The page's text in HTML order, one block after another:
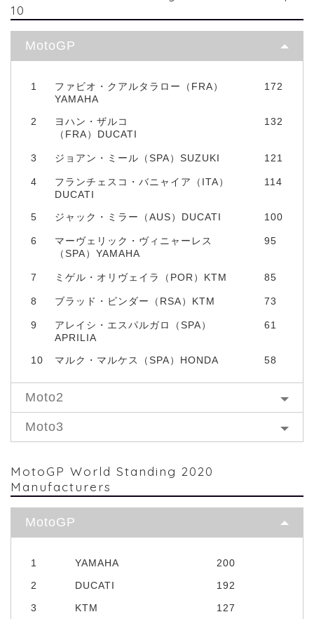
10
MotoGP
1
ファビオ・クアルタラロー（FRA）
YAMAHA
172
2
ヨハン・ザルコ
（FRA）DUCATI
132
3 ジョアン・ミール（SPA）SUZUKI 121
4
フランチェスコ・バニャイア（ITA）
DUCATI
114
5 ジャック・ミラー（AUS）DUCATI 100
6
マーヴェリック・ヴィニャーレス
（SPA）YAMAHA
95
7 ミゲル・オリヴェイラ（POR）KTM 85
8 ブラッド・ビンダー（RSA）KTM 73
9
アレイシ・エスパルガロ（SPA）
APRILIA
61
10 マルク・マルケス（SPA）HONDA 58
Moto2
Moto3
MotoGP World Standing 2020
Manufacturers
MotoGP
1 YAMAHA
200
2
DUCATI
192
3
KTM
127